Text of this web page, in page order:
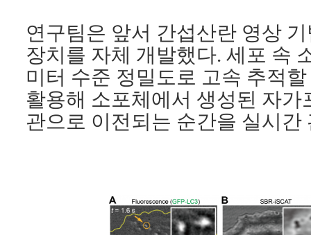
연구팀은 앞서 간섭산란 영상
장치를 자체 개발했다. 세포 속
미터 수준 정밀도로 고속 추적
활용해 소포체에서 생성된 자
관으로 이전되는 순간을 실시간